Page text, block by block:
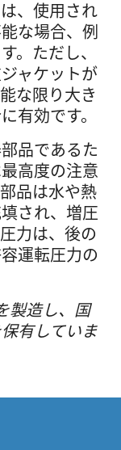
、使用され
な場合、例
。ただし、
ャケットが
な限り大き
有効です。
品であるた
高度の注意
品は水や熱
され、増圧
力は、後の
運転圧力の
製造し、国
有していま